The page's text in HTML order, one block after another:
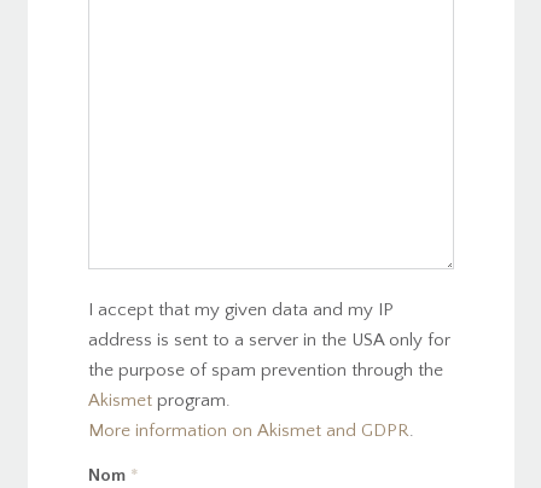
I accept that my given data and my IP
address is sent to a server in the USA only for
the purpose of spam prevention through the
Akismetprogram.
More information on Akismet and GDPR.
Nom *